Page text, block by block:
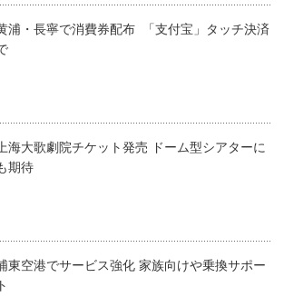
浦・長寧で消費券配布 「支付宝」タッチ決済
上海大歌劇院チケット発売 ドーム型シアターに
期待
東空港でサービス強化 家族向けや乗換サポー
ト